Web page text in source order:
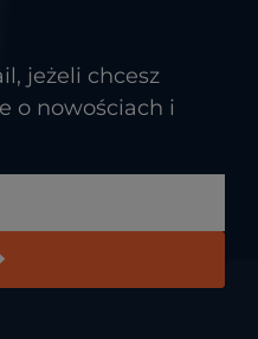
jeżeli chcesz
o nowościach i